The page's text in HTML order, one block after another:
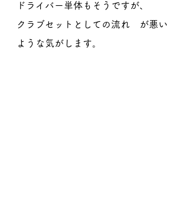
ドライバー単体もそうですが、
クラブセットとしての流れ　が悪い
ような気がします。